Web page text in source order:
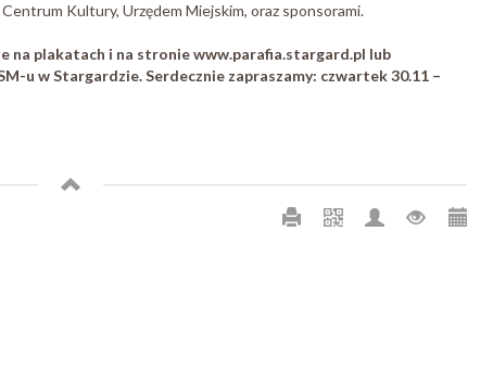
Kultury, Urzędem Miejskim, oraz sponsorami.
na plakatach i na stronie www.parafia.stargard.pl lub
u w Stargardzie. Serdecznie zapraszamy: czwartek 30.11 –